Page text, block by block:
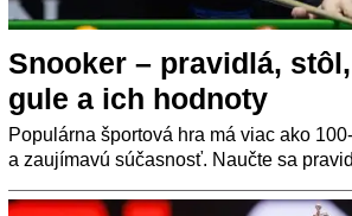
Snooker – pravidlá,
gule a ich hodnoty
Populárna športová hra má viac ako
a zaujímavú súčasnosť. Naučte sa